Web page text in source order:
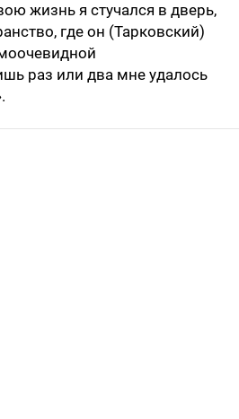
жизнь я стучался в дверь,
где он (Тарковский)
раз или два мне удалось